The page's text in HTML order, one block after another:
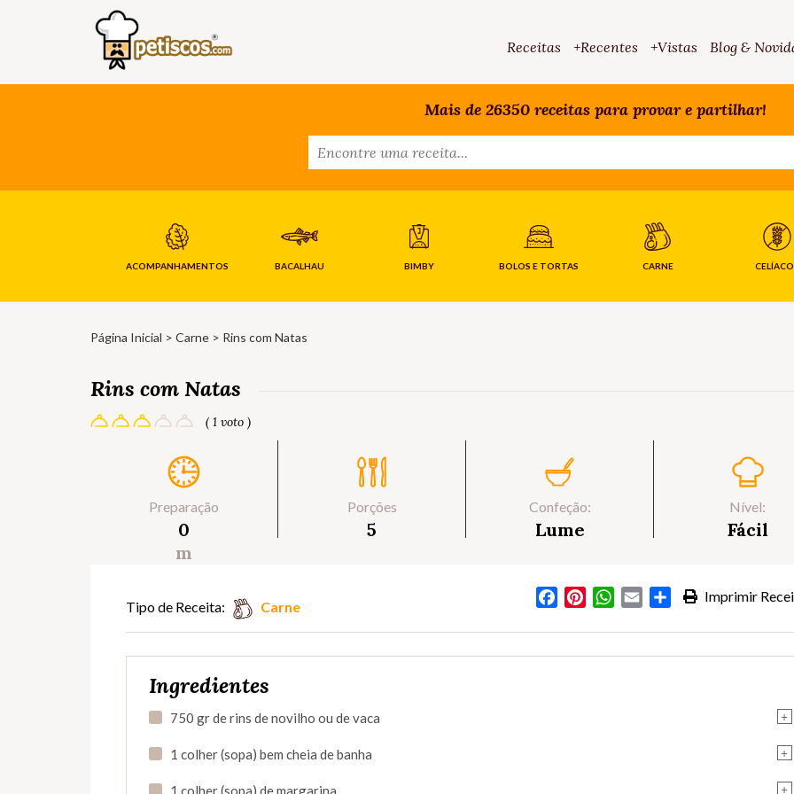
Receitas +Recentes +Vistas Blog &
Mais de 26350 receitas para provar e partilhar!
ACOMPANHAMENTOS BACALHAU BIMBY BOLOS E TORTAS CARNE
Página Inicial > Carne > Rins com Natas
Rins com Natas
( 1 voto )
Preparação
0
m
Porções
5
Confeção:
Lume
Nível:
Fácil
Imprimir
FacebookPinterestWhatsApp
Email Partilhar
Tipo de Receita: Carne
Ingredientes
+
750 gr de rins de novilho ou de vaca
+
1 colher (sopa) bem cheia de banha
+
1 colher (sopa) de margarina